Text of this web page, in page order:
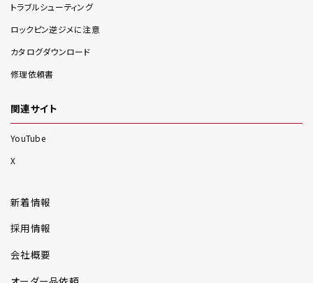
トラブルシューティング
ロックピン逆ジメに注意
カタログダウンロード
修理依頼書
関連サイト
YouTube
X
新着情報
採用情報
会社概要